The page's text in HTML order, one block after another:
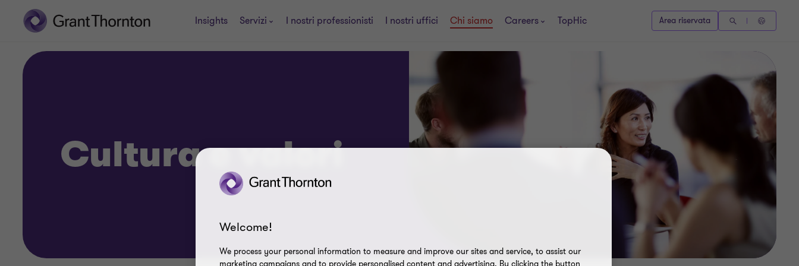
Insights Servizi I nostri professionisti I nostri uffici Chi siamo Careers TopHic Area riservata
Cultura e valori
Welcome!
We process your personal information to measure and improve our sites and service, to assist our